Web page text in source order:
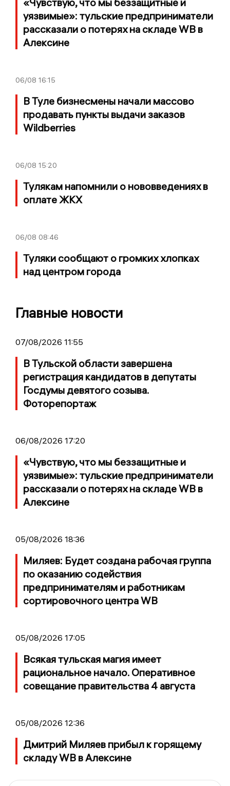
уязвимые»: тульские предприниматели
рассказали о потерях на складе WB в
Алексине
06/08 16:15
В Туле бизнесмены начали массово
продавать пункты выдачи заказов
Wildberries
06/08 15:20
Тулякам напомнили о нововведениях в
оплате ЖКХ
06/08 08:46
Туляки сообщают о громких хлопках
над центром города
Главные новости
07/08/2026 11:55
В Тульской области завершена
регистрация кандидатов в депутаты
Госдумы девятого созыва.
Фоторепортаж
06/08/2026 17:20
«Чувствую, что мы беззащитные и
уязвимые»: тульские предприниматели
рассказали о потерях на складе WB в
Алексине
05/08/2026 18:36
Миляев: Будет создана рабочая группа
по оказанию содействия
предпринимателям и работникам
сортировочного центра WB
05/08/2026 17:05
Всякая тульская магия имеет
рациональное начало. Оперативное
совещание правительства 4 августа
05/08/2026 12:36
Дмитрий Миляев прибыл к горящему
складу WB в Алексине